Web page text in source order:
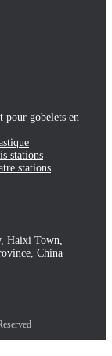
pour gobelets en
stations
stations
Haixi Town,
China